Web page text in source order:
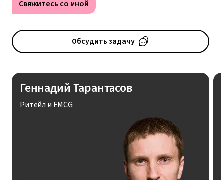
Свяжитесь со мной
Обсудить задачу
Геннадий Тарантасов
Ритейл и FMCG